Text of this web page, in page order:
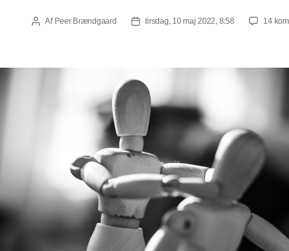
Indlægsforfatter
Af Peer Brændgaard Indlægsdato
tirsdag, 10 maj 2022, 8:58 14